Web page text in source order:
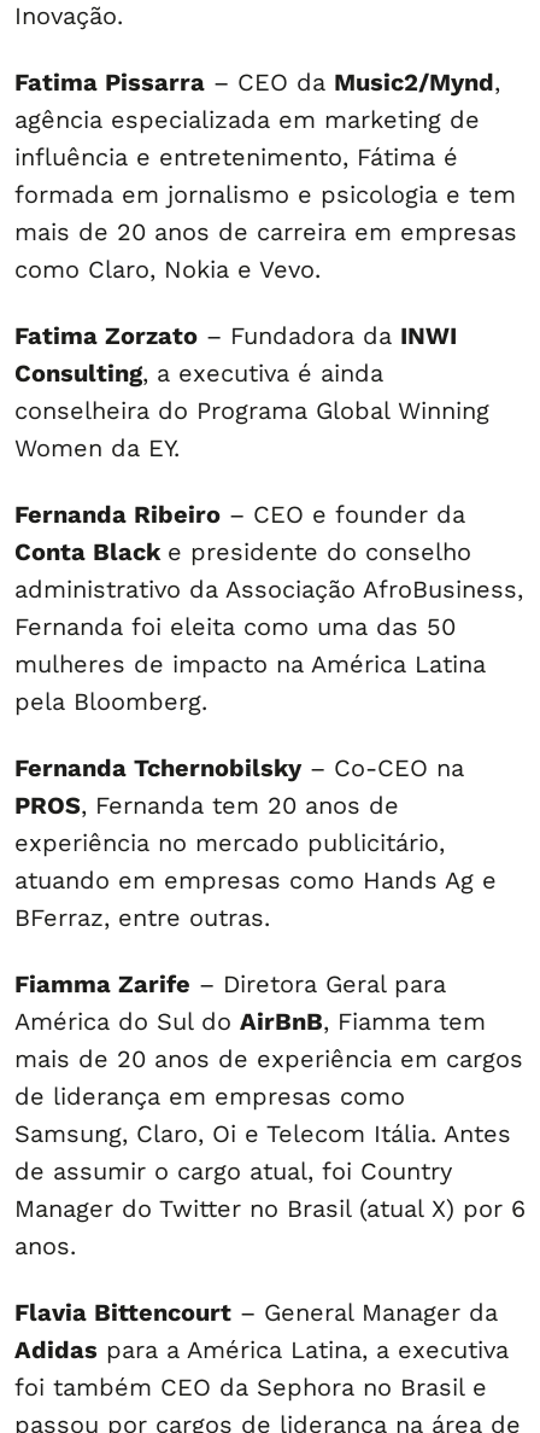
Inovação.
Fatima Pissarra – CEO da Music2/Mynd,
agência especializada em marketing de
influência e entretenimento, Fátima é
formada em jornalismo e psicologia e tem
mais de 20 anos de carreira em empresas
como Claro, Nokia e Vevo.
Fatima Zorzato – Fundadora da INWI
Consulting, a executiva é ainda
conselheira do Programa Global Winning
Women da EY.
Fernanda Ribeiro – CEO e founder da
Conta Black e presidente do conselho
administrativo da Associação AfroBusiness,
Fernanda foi eleita como uma das 50
mulheres de impacto na América Latina
pela Bloomberg.
Fernanda Tchernobilsky– Co-CEO na
PROS, Fernanda tem 20 anos de
experiência no mercado publicitário,
atuando em empresas como Hands Ag e
BFerraz, entre outras.
Fiamma Zarife – Diretora Geral para
América do Sul do AirBnB, Fiamma tem
mais de 20 anos de experiência em cargos
de liderança em empresas como
Samsung, Claro, Oi e Telecom Itália. Antes
de assumir o cargo atual, foi Country
Manager do Twitter no Brasil (atual X) por 6
anos.
Flavia Bittencourt – General Manager da
Adidas para a América Latina, a executiva
foi também CEO da Sephora no Brasil e
passou por cargos de liderança na área de